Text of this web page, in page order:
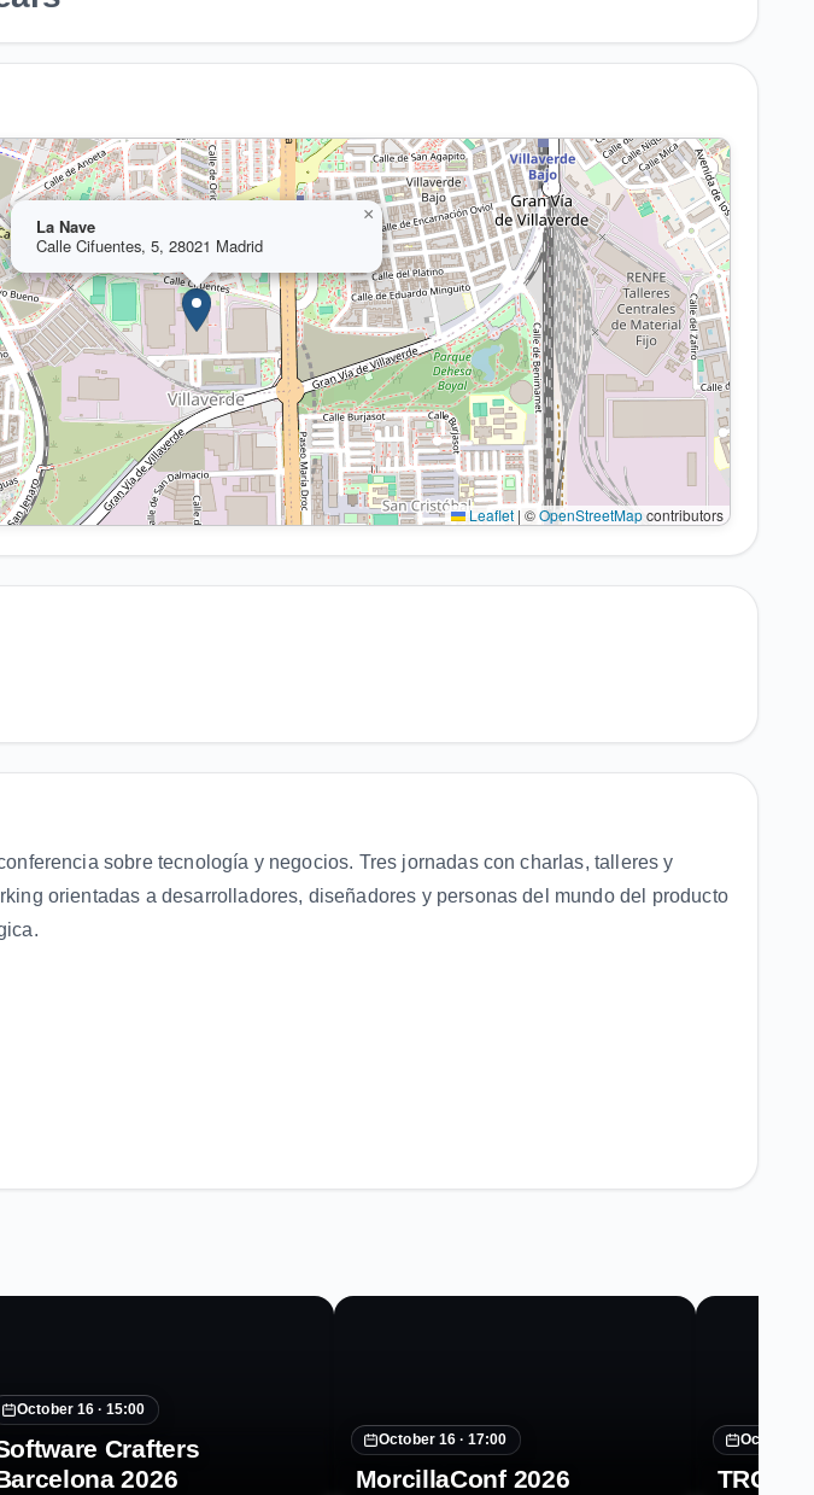
La Nave
Calle Cifuentes, 5, 28021 Madrid
×
Leaflet | ©OpenStreetMapcontributors
sobre tecnología y negocios. Tres jornadas con charlas, talleres y
orientadas a desarrolladores, diseñadores y personas del mundo del producto
October 16 ·15:00
Crafters
2026
October 16 ·17:00
MorcillaConf 2026
October